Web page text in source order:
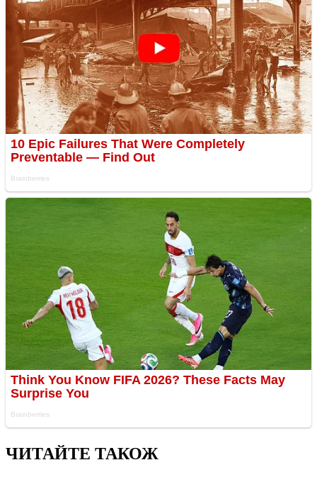
ЧИТАЙТЕ ТАКОЖ